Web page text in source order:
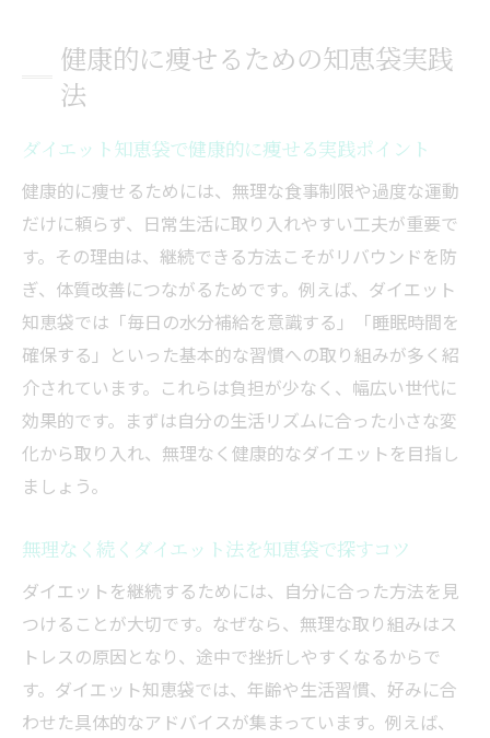
健康的に痩せるための知恵袋実践
法
ダイエット知恵袋で健康的に痩せる実践ポイント
健康的に痩せるためには、無理な食事制限や過度な運動
だけに頼らず、日常生活に取り入れやすい工夫が重要で
す。その理由は、継続できる方法こそがリバウンドを防
ぎ、体質改善につながるためです。例えば、ダイエット
知恵袋では「毎日の水分補給を意識する」「睡眠時間を
確保する」といった基本的な習慣への取り組みが多く紹
介されています。これらは負担が少なく、幅広い世代に
効果的です。まずは自分の生活リズムに合った小さな変
化から取り入れ、無理なく健康的なダイエットを目指し
ましょう。
無理なく続くダイエット法を知恵袋で探すコツ
ダイエットを継続するためには、自分に合った方法を見
つけることが大切です。なぜなら、無理な取り組みはス
トレスの原因となり、途中で挫折しやすくなるからで
す。ダイエット知恵袋では、年齢や生活習慣、好みに合
わせた具体的なアドバイスが集まっています。例えば、